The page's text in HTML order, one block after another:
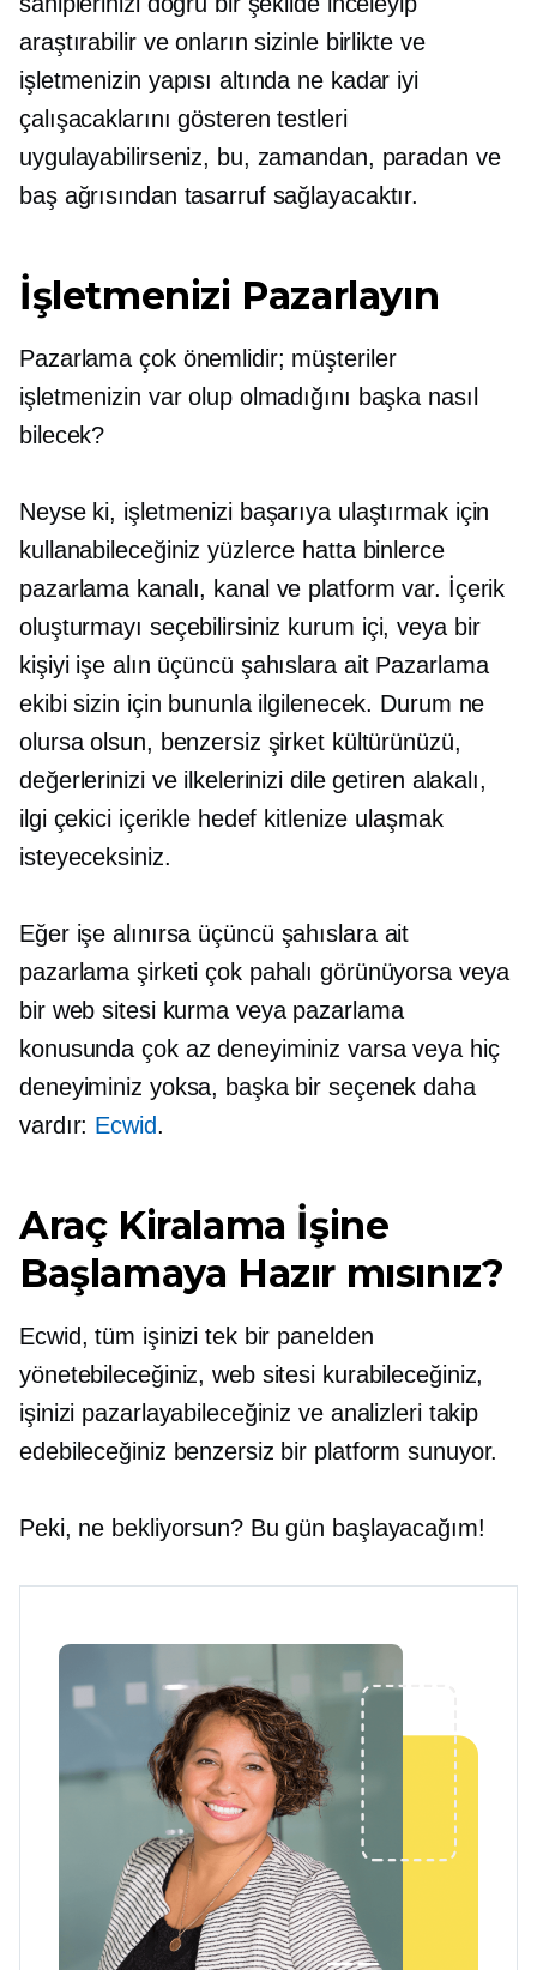
araştırabilir ve onların sizinle birlikte ve
işletmenizin yapısı altında ne kadar iyi
çalışacaklarını gösteren testleri
uygulayabilirseniz, bu, zamandan, paradan ve
baş ağrısından tasarruf sağlayacaktır.
İşletmenizi Pazarlayın
Pazarlama çok önemlidir; müşteriler
işletmenizin var olup olmadığını başka nasıl
bilecek?
Neyse ki, işletmenizi başarıya ulaştırmak için
kullanabileceğiniz yüzlerce hatta binlerce
pazarlama kanalı, kanal ve platform var. İçerik
oluşturmayı seçebilirsiniz kurum içi, veya bir
kişiyi işe alın üçüncü şahıslara aitPazarlama
ekibi sizin için bununla ilgilenecek. Durum ne
olursa olsun, benzersiz şirket kültürünüzü,
değerlerinizi ve ilkelerinizi dile getiren alakalı,
ilgi çekici içerikle hedef kitlenize ulaşmak
isteyeceksiniz.
Eğer işe alınırsa üçüncü şahıslara ait
pazarlama şirketi çok pahalı görünüyorsa veya
bir web sitesi kurma veya pazarlama
konusunda çok az deneyiminiz varsa veya hiç
deneyiminiz yoksa, başka bir seçenek daha
vardır: Ecwid.
Araç Kiralama İşine
Başlamaya Hazır mısınız?
Ecwid, tüm işinizi tek bir panelden
yönetebileceğiniz, web sitesi kurabileceğiniz,
işinizi pazarlayabileceğiniz ve analizleri takip
edebileceğiniz benzersiz bir platform sunuyor.
Peki, ne bekliyorsun? Bu gün başlayacağım!